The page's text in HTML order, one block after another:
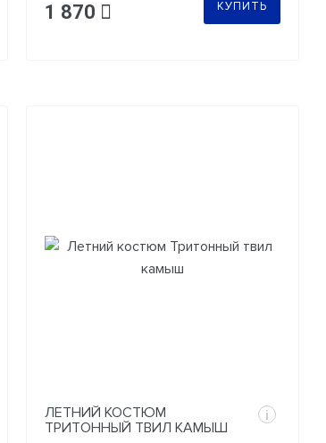
1 870 КУПИТЬ
ЛЕТНИЙ КОСТЮМ
ТРИТОННЫЙ ТВИЛ КАМЫШ
i